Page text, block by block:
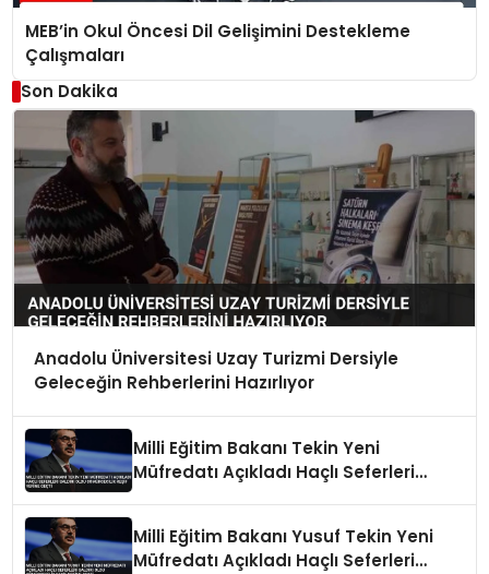
MEB’in Okul Öncesi Dil Gelişimini Destekleme
Çalışmaları
Son Dakika
Anadolu Üniversitesi Uzay Turizmi Dersiyle
Geleceğin Rehberlerini Hazırlıyor
Milli Eğitim Bakanı Tekin Yeni
Müfredatı Açıkladı Haçlı Seferleri
Milli Eğitim Bakanı Yusuf Tekin Yeni
Müfredatı Açıkladı Haçlı Seferleri